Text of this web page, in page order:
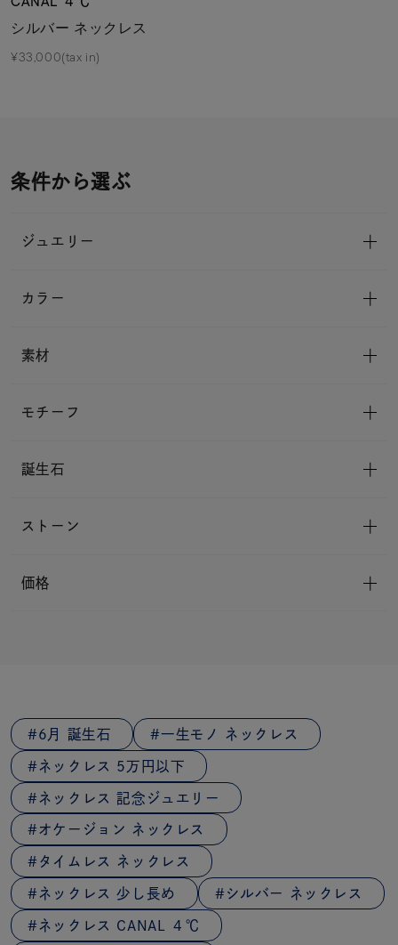
シルバー ネックレス
¥33,000(tax in)
条件から選ぶ
ジュエリー
カラー
素材
モチーフ
誕生石
ストーン
価格
6月 誕生石 一生モノ ネックレス
ネックレス 5万円以下
ネックレス 記念ジュエリー
オケージョン ネックレス
タイムレス ネックレス
ネックレス 少し長め シルバー ネックレス
ネックレス CANAL ４℃